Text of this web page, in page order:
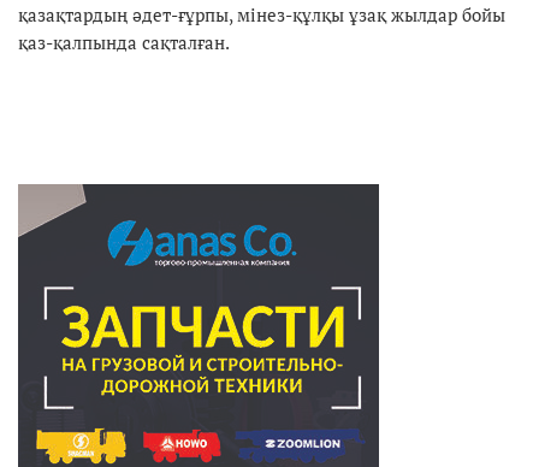
қазақтардың әдет-ғұрпы, мінез-құлқы ұзақ жылдар бойы
қаз-қалпында сақталған.